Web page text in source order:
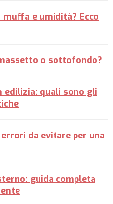
e umidità? Ecco
o sottofondo?
edilizia: quali sono gli
da evitare per una
guida completa